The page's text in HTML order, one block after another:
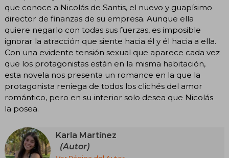
que conoce a Nicolás de Santis, el nuevo y guapísimo
director de finanzas de su empresa. Aunque ella
quiere negarlo con todas sus fuerzas, es imposible
ignorar la atracción que siente hacia él y él hacia a ella.
Con una evidente tensión sexual que aparece cada vez
que los protagonistas están en la misma habitación,
esta novela nos presenta un romance en la que la
protagonista reniega de todos los clichés del amor
romántico, pero en su interior solo desea que Nicolás
la posea.
Karla Martínez
(Autor)